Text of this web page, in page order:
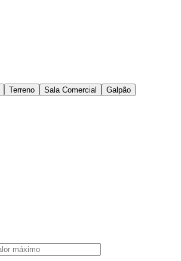
Terreno Sala Comercial Galpão